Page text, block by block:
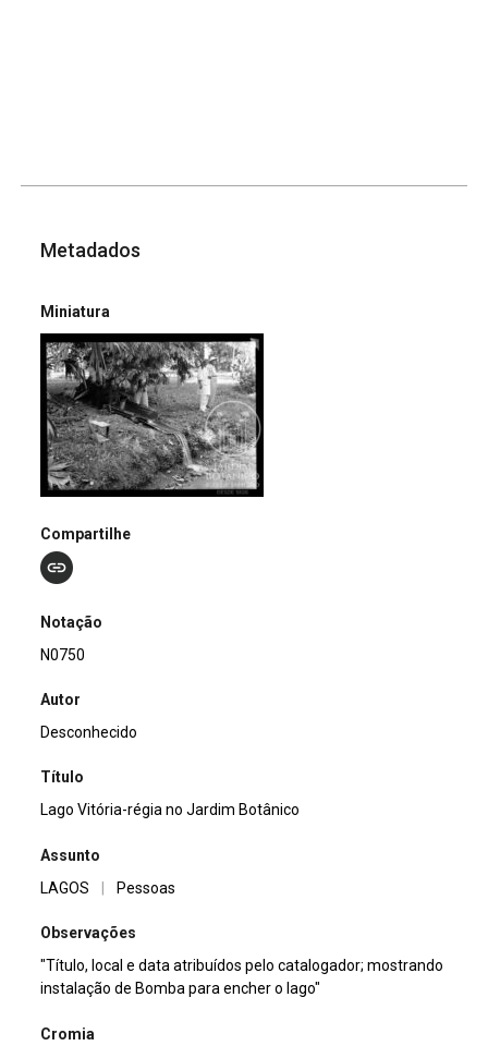
Metadados
Miniatura
Compartilhe
Notação
N0750
Autor
Desconhecido
Título
Lago Vitória-régia no Jardim Botânico
Assunto
LAGOS
Pessoas
Observações
"Título, local e data atribuídos pelo catalogador; mostrando
instalação de Bomba para encher o lago"
Cromia